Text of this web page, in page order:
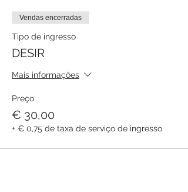
Vendas encerradas
Tipo de ingresso
DESIR
Mais informações
Preço
€ 30,00
+ € 0,75 de taxa de serviço de ingresso